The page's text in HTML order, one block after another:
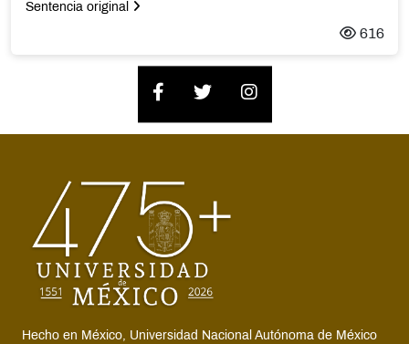
Sentencia original
616
Hecho en México, Universidad Nacional Autónoma de México